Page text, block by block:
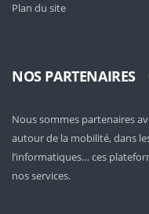
Plan du site
NOS PARTENAIRES
Nous sommes partenaires
autour de la mobilité, dans
l’informatiques… ces
nos services.